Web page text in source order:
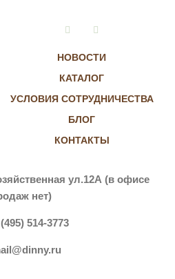
НОВОСТИ
КАТАЛОГ
УСЛОВИЯ СОТРУДНИЧЕСТВА
БЛОГ
КОНТАКТЫ
VkontakteInstagram
ул.12А (в офисе
нет)
514-3773